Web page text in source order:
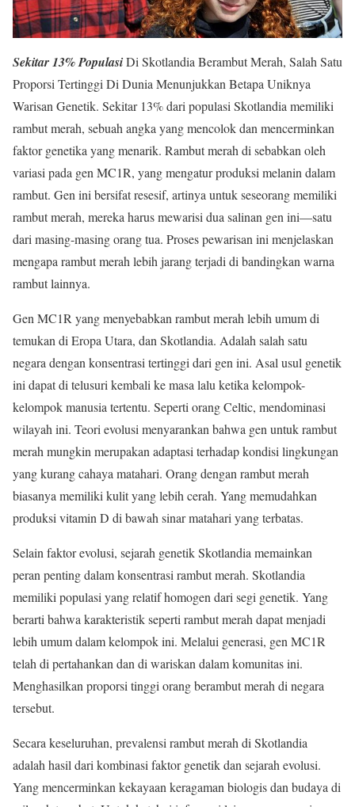
Sekitar 13% PopulasiDi Skotlandia Berambut Merah, Salah Satu
Proporsi Tertinggi Di Dunia Menunjukkan Betapa Uniknya
Warisan Genetik. Sekitar 13% dari populasi Skotlandia memiliki
rambut merah, sebuah angka yang mencolok dan mencerminkan
faktor genetika yang menarik. Rambut merah di sebabkan oleh
variasi pada gen MC1R, yang mengatur produksi melanin dalam
rambut. Gen ini bersifat resesif, artinya untuk seseorang memiliki
rambut merah, mereka harus mewarisi dua salinan gen ini—satu
dari masing-masing orang tua. Proses pewarisan ini menjelaskan
mengapa rambut merah lebih jarang terjadi di bandingkan warna
rambut lainnya.
Gen MC1R yang menyebabkan rambut merah lebih umum di
temukan di Eropa Utara, dan Skotlandia. Adalah salah satu
negara dengan konsentrasi tertinggi dari gen ini. Asal usul genetik
ini dapat di telusuri kembali ke masa lalu ketika kelompok-
kelompok manusia tertentu. Seperti orang Celtic, mendominasi
wilayah ini. Teori evolusi menyarankan bahwa gen untuk rambut
merah mungkin merupakan adaptasi terhadap kondisi lingkungan
yang kurang cahaya matahari. Orang dengan rambut merah
biasanya memiliki kulit yang lebih cerah. Yang memudahkan
produksi vitamin D di bawah sinar matahari yang terbatas.
Selain faktor evolusi, sejarah genetik Skotlandia memainkan
peran penting dalam konsentrasi rambut merah. Skotlandia
memiliki populasi yang relatif homogen dari segi genetik. Yang
berarti bahwa karakteristik seperti rambut merah dapat menjadi
lebih umum dalam kelompok ini. Melalui generasi, gen MC1R
telah di pertahankan dan di wariskan dalam komunitas ini.
Menghasilkan proporsi tinggi orang berambut merah di negara
tersebut.
Secara keseluruhan, prevalensi rambut merah di Skotlandia
adalah hasil dari kombinasi faktor genetik dan sejarah evolusi.
Yang mencerminkan kekayaan keragaman biologis dan budaya di